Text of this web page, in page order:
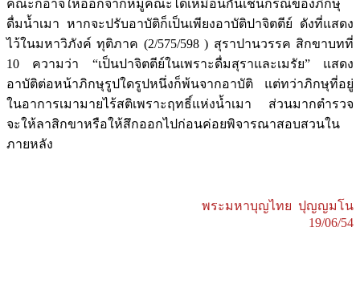
คณะก็อาจให้ออกจากหมู่คณะได้เหมือนกันเช่นกรณีของภิกษุ
ดื่มน้ำเมา หากจะปรับอาบัติก็เป็นเพียงอาบัติปาจิตตีย์ ดังที่แสดง
ไว้ในมหาวิภังค์ ทุติภาค (2/575/598 ) สุราปานวรรค สิกขาบทที่
10 ความว่า “เป็นปาจิตตีย์ในเพราะดื่มสุราและเมรัย” แสดง
อาบัติต่อหน้าภิกษุรูปใดรูปหนึ่งก็พ้นจากอาบัติ แต่ทว่าภิกษุที่อยู่
ในอาการเมามายไร้สติเพราะฤทธิ์แห่งน้ำเมา ส่วนมากตำรวจ
จะให้ลาสิกขาหรือให้สึกออกไปก่อนค่อยพิจารณาสอบสวนใน
ภายหลัง
พระมหาบุญไทย ปุญญมโน
19/06/54